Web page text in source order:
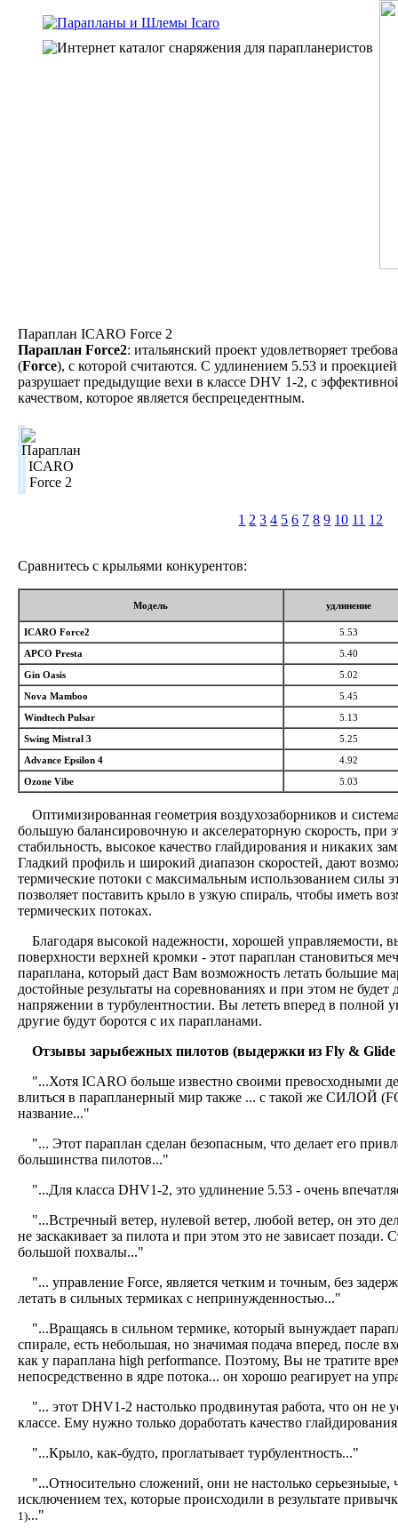
Параплан ICARO Force 2
Параплан Force2: итальянский проект удовлетворяет
(Force), с которой считаются. С удлинением 5.53 и
разрушает предыдущие вехи в классе DHV 1-2, с
качеством, которое является беспрецедентным.
1 2 3 4 5 6 7 8 9 10 11 12
Сравнитесь с крыльями конкурентов:
Модель удлинение
ICARO Force2
5.53
APCO Presta
5.40
Gin Oasis
5.02
Nova Mamboo
5.45
Windtech Pulsar
5.13
Swing Mistral 3
5.25
Advance Epsilon 4
4.92
Ozone Vibe
5.03
Оптимизированная геометрия воздухозаборников и
большую балансировочную и акселераторную скорость, при
стабильность, высокое качество глайдирования и никаких
Гладкий профиль и широкий диапазон скоростей, дают
термические потоки с максимальным использованием силы
позволяет поставить крыло в узкую спираль, чтобы иметь
термических потоках.
Благодаря высокой надежности, хорошей управляемости,
поверхности верхней кромки - этот параплан становиться
параплана, который даст Вам возможность летать большие
достойные результаты на соревнованиях и при этом не
напряжении в турбулентностии. Вы лететь вперед в полной
другие будут боротся с их парапланами.
Отзывы зарыбежных пилотов (выдержки из Fly & Glide
"...Хотя ICARO больше известно своими превосходными
влиться в парапланерный мир также ... с такой же СИЛОЙ
название..."
"... Этот параплан сделан безопасным, что делает его
большинства пилотов..."
"...Для класса DHV1-2, это удлинение 5.53 - очень
"...Встречный ветер, нулевой ветер, любой ветер, он это
не заскакивает за пилота и при этом это не зависает позади.
большой похвалы..."
"... управление Force, является четким и точным, без
летать в сильных термиках с непринужденностью..."
"...Вращаясь в сильном термике, который вынуждает
спирале, есть небольшая, но значимая подача вперед, после
как у параплана high performance. Поэтому, Вы не тратите
непосредственно в ядре потока... он хорошо реагирует на
"... этот DHV1-2 настолько продвинутая работа, что он не
классе. Ему нужно только доработать качество
"...Крыло, как-будто, проглатывает турбулентность..."
"...Относительно сложений, они не настолько серьезныые,
исключением тех, которые происходили в результате
1)..."